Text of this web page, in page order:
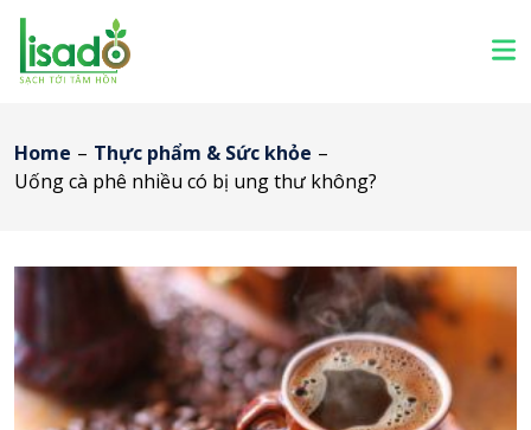
Home – Thực phẩm & Sức khỏe –
Uống cà phê nhiều có bị ung thư không?